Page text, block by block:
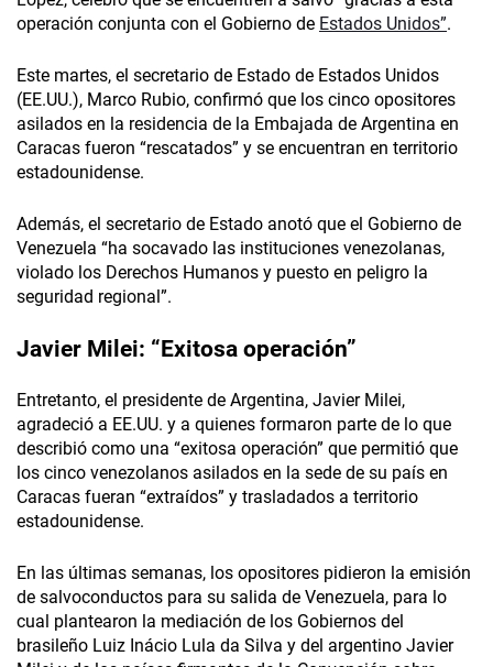
operación conjunta con el Gobierno de Estados Unidos”.
Este martes, el secretario de Estado de Estados Unidos
(EE.UU.), Marco Rubio, confirmó que los cinco opositores
asilados en la residencia de la Embajada de Argentina en
Caracas fueron “rescatados” y se encuentran en territorio
estadounidense.
Además, el secretario de Estado anotó que el Gobierno de
Venezuela “ha socavado las instituciones venezolanas,
violado los Derechos Humanos y puesto en peligro la
seguridad regional”.
Javier Milei: “Exitosa operación”
Entretanto, el presidente de Argentina, Javier Milei,
agradeció a EE.UU. y a quienes formaron parte de lo que
describió como una “exitosa operación” que permitió que
los cinco venezolanos asilados en la sede de su país en
Caracas fueran “extraídos” y trasladados a territorio
estadounidense.
En las últimas semanas, los opositores pidieron la emisión
de salvoconductos para su salida de Venezuela, para lo
cual plantearon la mediación de los Gobiernos del
brasileño Luiz Inácio Lula da Silva y del argentino Javier